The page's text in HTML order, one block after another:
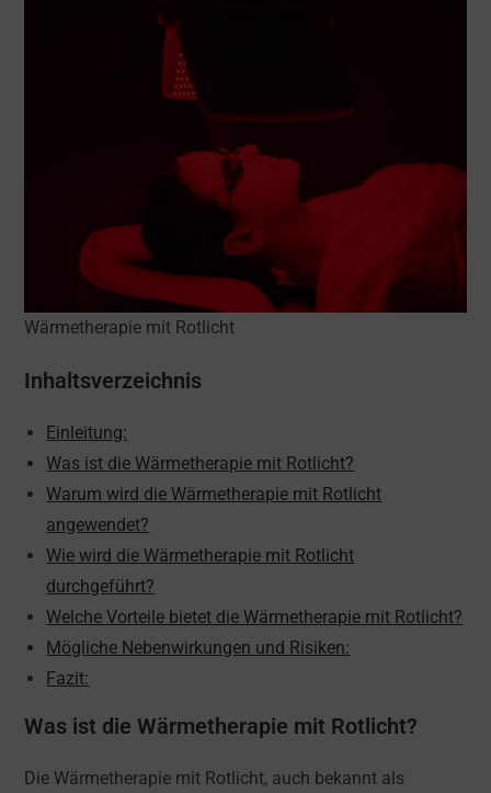
Wärmetherapie mit Rotlicht
Inhaltsverzeichnis
Einleitung:
Was ist die Wärmetherapie mit Rotlicht?
Warum wird die Wärmetherapie mit Rotlicht
angewendet?
Wie wird die Wärmetherapie mit Rotlicht
durchgeführt?
Welche Vorteile bietet die Wärmetherapie mit Rotlicht?
Mögliche Nebenwirkungen und Risiken:
Fazit:
Was ist die Wärmetherapie mit Rotlicht?
Die Wärmetherapie mit Rotlicht, auch bekannt als